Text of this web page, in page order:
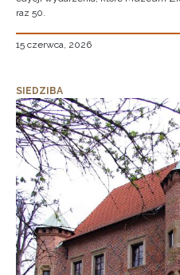
raz 50.
15 czerwca, 2026
SIEDZIBA